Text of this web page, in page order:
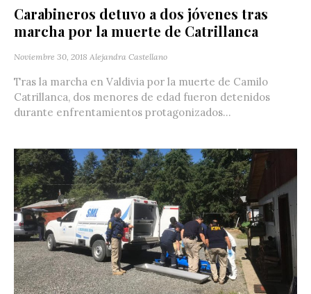
Carabineros detuvo a dos jóvenes tras
marcha por la muerte de Catrillanca
Noviembre 30, 2018 Alejandra Castellano
Tras la marcha en Valdivia por la muerte de Camilo
Catrillanca, dos menores de edad fueron detenidos
durante enfrentamientos protagonizados...